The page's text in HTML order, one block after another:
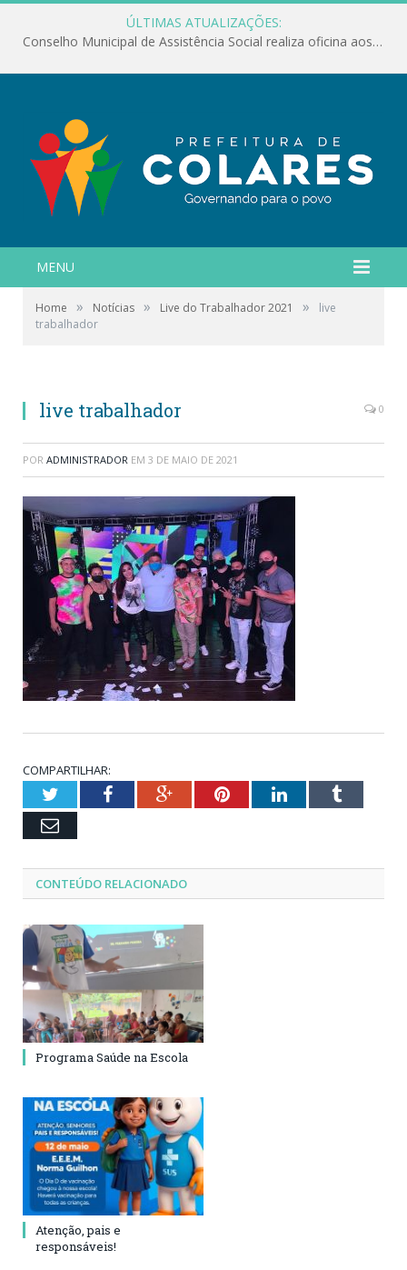
ÚLTIMAS ATUALIZAÇÕES:
Conselho Municipal de Assistência Social realiza oficina aos servidores
MENU
Home » Notícias » Live do Trabalhador 2021 »
live
trabalhador
live trabalhador 0
POR ADMINISTRADOR EM 3 DE MAIO DE 2021
COMPARTILHAR:
TwitterFacebookGoogle+PinterestLinkedInTumblr
Email
CONTEÚDO RELACIONADO
Programa Saúde na Escola
Atenção, pais e
responsáveis!